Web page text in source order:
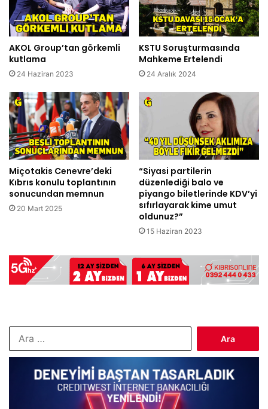
AKOL Group’tan görkemli
kutlama
24 Haziran 2023
KSTU Soruşturmasında
Mahkeme Ertelendi
24 Aralık 2024
Miçotakis Cenevre’deki
Kıbrıs konulu toplantının
sonucundan memnun
20 Mart 2025
“Siyasi partilerin
düzenlediği balo ve
piyango biletlerinde KDV’yi
sıfırlayarak kime umut
oldunuz?”
15 Haziran 2023